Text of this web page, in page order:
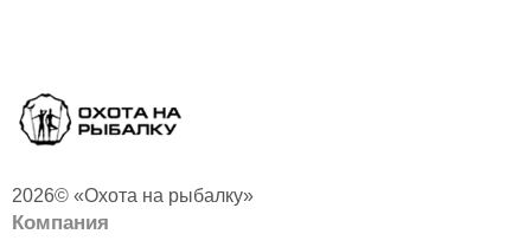
2026© «Охота на рыбалку»
Компания